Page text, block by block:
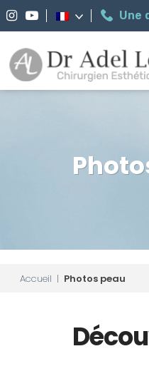
Une
Accueil | Photos peau